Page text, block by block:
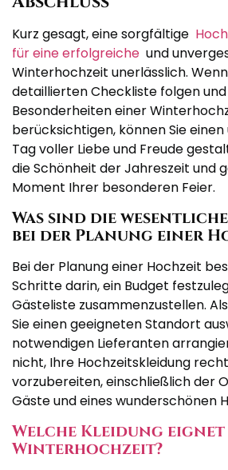
Kurz gesagt, eine sorgfältige
für eine erfolgreiche und
Winterhochzeit unerlässlich.
detaillierten Checkliste folgen
Besonderheiten einer
berücksichtigen, können Sie
Tag voller Liebe und Freude
die Schönheit der Jahreszeit und
Moment Ihrer besonderen Feier.
Was sind die
bei der Planung einer
Bei der Planung einer Hochzeit
Schritte darin, ein Budget
Gästeliste zusammenzustellen.
Sie einen geeigneten Standort
notwendigen Lieferanten
nicht, Ihre Hochzeitskleidung
vorzubereiten, einschließlich der
Gäste und eines wunderschönen
Welche Kleidung
Winterhochzeit?